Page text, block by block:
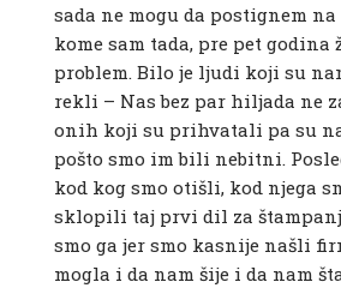
sada ne mogu da postignem
kome sam tada, pre pet godina
problem. Bilo je ljudi koji su
rekli – Nas bez par hiljada ne
onih koji su prihvatali pa su
pošto smo im bili nebitni.
kod kog smo otišli, kod njega
sklopili taj prvi dil za
smo ga jer smo kasnije našli
mogla i da nam šije i da nam